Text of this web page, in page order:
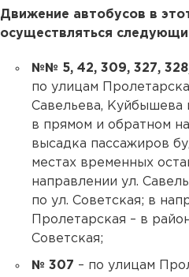
Движение автобусов в
осуществляться
№№ 5, 42, 309, 327,
по улицам
Савельева, Куйбышева
в прямом и обратном
высадка пассажиров
местах временных
направлении ул.
по ул. Советская; в
Пролетарская – в
Советская;
№ 307 – по улицам